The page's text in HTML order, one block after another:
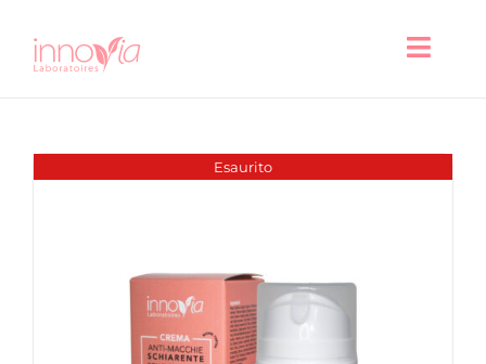
FITOTERAPICI
Esaurito